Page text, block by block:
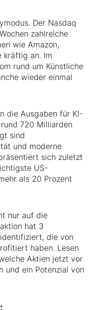
Der Nasdaq
zahlreiche
wie Amazon,
kräftig an. Im
rund um Künstliche
wieder einmal
die Ausgaben für KI-
720 Milliarden
sind
und moderne
sich zuletzt
US-
als 20 Prozent
nur auf die
hat 3
die von
haben. Lesen
Aktien jetzt vor
und ein Potenzial von